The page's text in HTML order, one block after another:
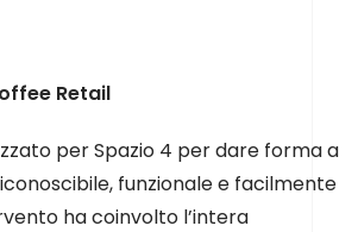
Retail
per Spazio 4 per dare forma a
funzionale e facilmente
ha coinvolto l’intera